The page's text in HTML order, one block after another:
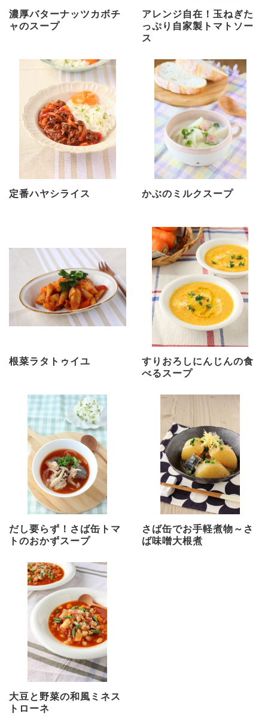
濃厚バターナッツカボチ
ャのスープ
アレンジ自在！玉ねぎた
っぷり自家製トマトソー
ス
定番ハヤシライス かぶのミルクスープ
根菜ラタトゥイユ
すりおろしにんじんの食
べるスープ
だし要らず！さば缶トマ
トのおかずスープ
さば缶でお手軽煮物～さ
ば味噌大根煮
大豆と野菜の和風ミネス
トローネ